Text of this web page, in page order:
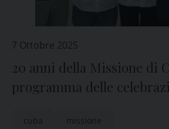
7 Ottobre 2025
20 anni della Missione di
programma delle
cuba missione